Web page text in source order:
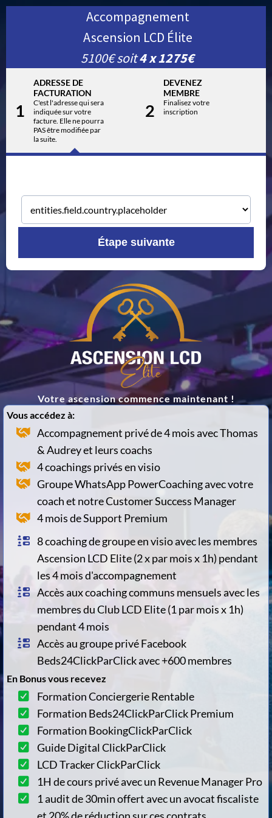
Accompagnement
Ascension LCD Élite
5100€ soit4 x 1275€
1
ADRESSE DE
FACTURATION
C'est l'adresse qui sera
indiquée sur votre
facture. Elle ne pourra
PAS être modifiée par
la suite.
2
DEVENEZ
MEMBRE
Finalisez votre
inscription
Étape suivante
Votre ascension commence maintenant !
Vous accédez à:
Accompagnement privé de 4 mois avec Thomas
& Audrey et leurs coachs
4 coachings privés en visio
Groupe WhatsApp PowerCoaching avec votre
coach et notre Customer Success Manager
4 mois de Support Premium
8 coaching de groupe en visio avec les membres
Ascension LCD Elite (2 x par mois x 1h) pendant
les 4 mois d'accompagnement
Accès aux coaching communs mensuels avec les
membres du Club LCD Elite (1 par mois x 1h)
pendant 4 mois
Accès au groupe privé Facebook
Beds24ClickParClick avec +600 membres
En Bonus vous recevez
Formation Conciergerie Rentable
Formation Beds24ClickParClick Premium
Formation BookingClickParClick
Guide Digital ClickParClick
LCD Tracker ClickParClick
1H de cours privé avec un Revenue Manager Pro
1 audit de 30min offert avec un avocat fiscaliste